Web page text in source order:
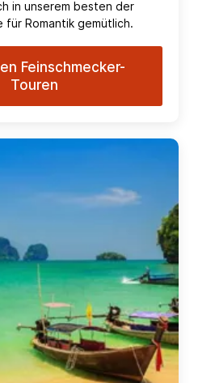
in unserem besten der
für Romantik gemütlich.
Feinschmecker-
Touren